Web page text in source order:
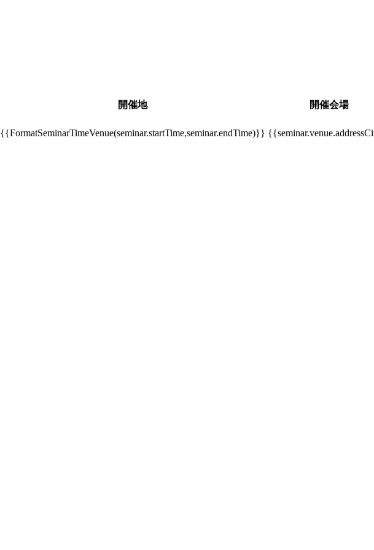
開催地 開催会場
{{FormatSeminarTimeVenue(seminar.startTime,seminar.endTime)}}